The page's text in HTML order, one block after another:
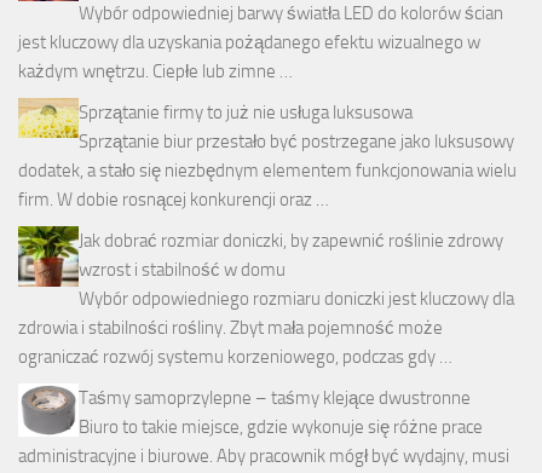
Wybór odpowiedniej barwy światła LED do kolorów ścian
jest kluczowy dla uzyskania pożądanego efektu wizualnego w
każdym wnętrzu. Ciepłe lub zimne …
Sprzątanie firmy to już nie usługa luksusowa
Sprzątanie biur przestało być postrzegane jako luksusowy
dodatek, a stało się niezbędnym elementem funkcjonowania wielu
firm. W dobie rosnącej konkurencji oraz …
Jak dobrać rozmiar doniczki, by zapewnić roślinie zdrowy
wzrost i stabilność w domu
Wybór odpowiedniego rozmiaru doniczki jest kluczowy dla
zdrowia i stabilności rośliny. Zbyt mała pojemność może
ograniczać rozwój systemu korzeniowego, podczas gdy …
Taśmy samoprzylepne – taśmy klejące dwustronne
Biuro to takie miejsce, gdzie wykonuje się różne prace
administracyjne i biurowe. Aby pracownik mógł być wydajny, musi